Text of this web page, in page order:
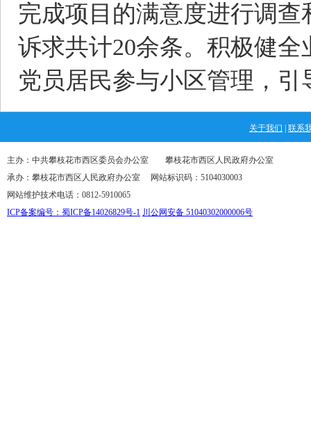
完成项目的满意度进行调
诉求共计20余条。积极健
党员居民参与小区管理，引
关于我们 联系
主办：中共攀枝花市西区委员会办公室 攀枝花市西区人民政府办公室
承办：攀枝花市西区人民政府办公室 网站标识码：5104030003
网站维护技术电话：0812-5910065
ICP备案编号：蜀ICP备14026829号-1 川公网安备 51040302000006号